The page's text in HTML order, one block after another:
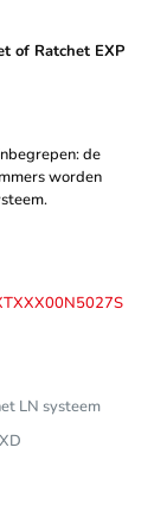
of Ratchet EXP
de
worden
LN systeem